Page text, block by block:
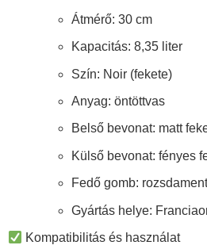
Átmérő: 30 cm
Kapacitás: 8,35 liter
Szín: Noir (fekete)
Anyag: öntöttvas
Belső bevonat: matt
Külső bevonat: fényes
Fedő gomb:
Gyártás helye:
Kompatibilitás és használat